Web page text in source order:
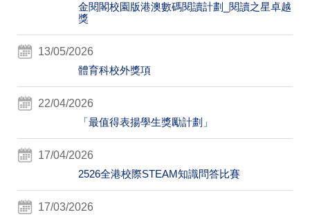
金閱閣校園版港澳數碼閱讀計劃_閱讀之星卓越
獎
13/05/2026
體育科校外獎項
22/04/2026
「最值得表揚學生獎勵計劃」
17/04/2026
2526全港校際STEAM知識問答比賽
17/03/2026